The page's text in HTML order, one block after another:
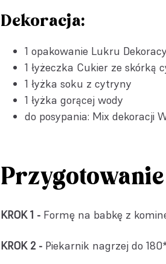
Dekoracja:
1 opakowanie Lukru
1 łyżeczka Cukier ze skórką
1 łyżka soku z cytryny
1 łyżka gorącej wody
do posypania: Mix dekoracji
Przygotowanie
KROK 1 - Formę na babkę z
KROK 2 - Piekarnik nagrzej do